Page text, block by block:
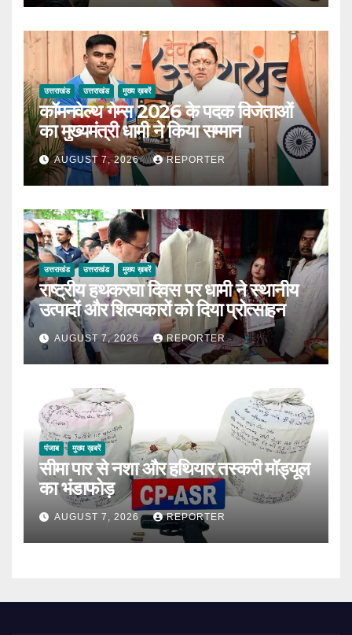
उत्तराखंड उत्तराखंड मुख्य ख़बरें
कॉमनवेल्थ गेम्स 2026 के पदक विजेताओं
का मुख्यमंत्री धामी ने किया सम्मान
AUGUST 7, 2026 REPORTER
उत्तराखंड उत्तराखंड मुख्य ख़बरें
राष्ट्रीय हथकरघा दिवस पर धामी ने स्थानीय
उत्पादों और शिल्पकारों को दिया प्रोत्साहन
AUGUST 7, 2026 REPORTER
पंजाब मुख्य ख़बरें
सीमा पार से नशा और हथियार तस्करी मॉड्यूल
का भंडाफोड़
AUGUST 7, 2026 REPORTER